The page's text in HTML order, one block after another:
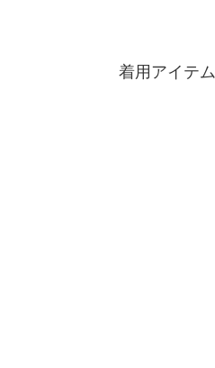
着用アイテム